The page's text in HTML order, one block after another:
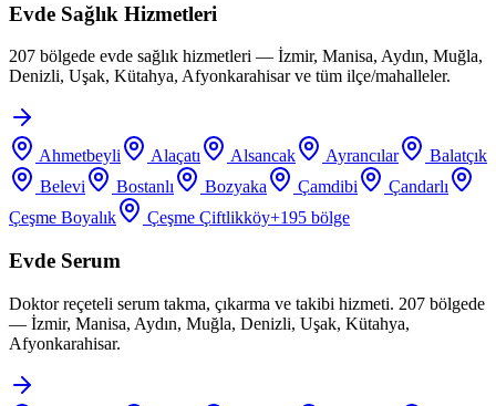
Evde Sağlık Hizmetleri
207 bölgede evde sağlık hizmetleri — İzmir, Manisa, Aydın, Muğla,
Denizli, Uşak, Kütahya, Afyonkarahisar ve tüm ilçe/mahalleler.
Ahmetbeyli Alaçatı Alsancak Ayrancılar
Balatçık
Belevi
Bostanlı Bozyaka Çamdibi
Çandarlı
Çeşme Boyalık
Çeşme Çiftlikköy+195 bölge
Evde Serum
Doktor reçeteli serum takma, çıkarma ve takibi hizmeti. 207 bölgede
— İzmir, Manisa, Aydın, Muğla, Denizli, Uşak, Kütahya,
Afyonkarahisar.